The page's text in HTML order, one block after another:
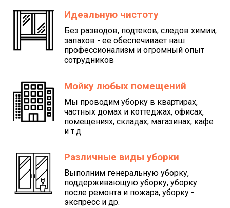
Идеальную чистоту
Без разводов, подтеков, следов химии,
запахов - ее обеспечивает наш
профессионализм и огромный опыт
сотрудников
Мойку любых помещений
Мы проводим уборку в квартирах,
частных домах и коттеджах, офисах,
помещениях, складах, магазинах, кафе
и т.д.
Различные виды уборки
Выполним генеральную уборку,
поддерживающую уборку, уборку
после ремонта и пожара, уборку -
экспресс и др.